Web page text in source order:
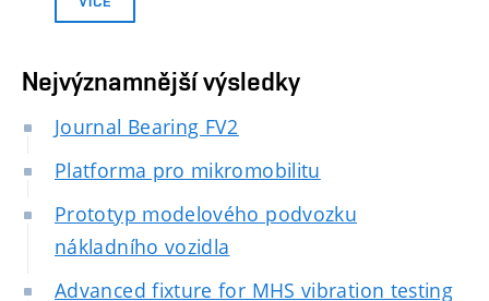
Nejvýznamnější výsledky
Journal Bearing FV2
Platforma pro mikromobilitu
Prototyp modelového podvozku
nákladního vozidla
Advanced fixture for MHS vibration testing